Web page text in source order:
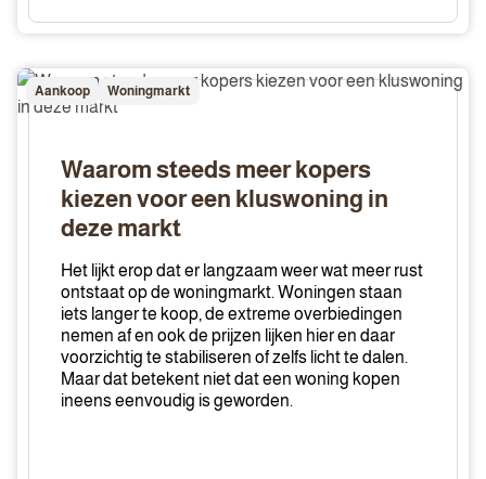
Waarom
steeds
kopers
kiezen
kluswoning
Aankoop Woningmarkt
Waarom steeds meer kopers
kiezen voor een kluswoning in
deze markt
Het lijkt erop dat er langzaam weer wat meer rust
ontstaat op de woningmarkt. Woningen staan
iets langer te koop, de extreme overbiedingen
nemen af en ook de prijzen lijken hier en daar
voorzichtig te stabiliseren of zelfs licht te dalen.
Maar dat betekent niet dat een woning kopen
ineens eenvoudig is geworden.